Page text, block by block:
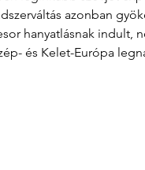
azonban
hanyatlásnak indult,
és Kelet-Európa